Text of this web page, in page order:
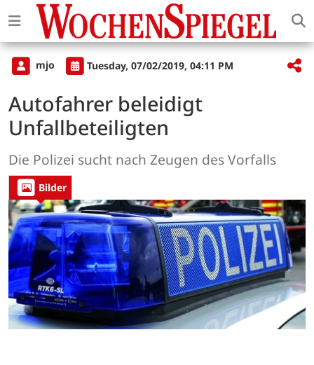
mjo Tuesday, 07/02/2019, 04:11 PM
Autofahrer beleidigt
Unfallbeteiligten
Die Polizei sucht nach Zeugen des Vorfalls
Bilder